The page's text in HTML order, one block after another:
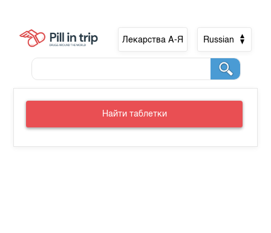
Лекарства А-Я Russian
Найти таблетки